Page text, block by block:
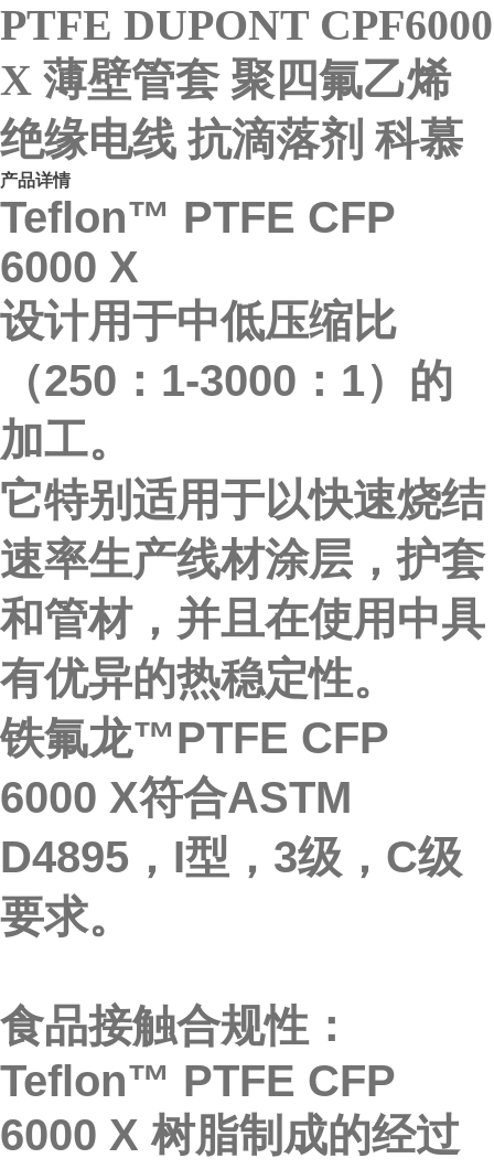
PTFE DUPONT CPF6000
X 薄壁管套 聚四氟乙烯
绝缘电线 抗滴落剂 科慕
产品详情
Teflon™ PTFE CFP
6000 X
设计用于中低压缩比
（250：1-3000：1）的
加工。
它特别适用于以快速烧结
速率生产线材涂层，护套
和管材，并且在使用中具
有优异的热稳定性。
铁氟龙™PTFE CFP
6000 X符合ASTM
D4895，I型，3级，C级
要求。
食品接触合规性：
Teflon™ PTFE CFP
6000 X 树脂制成的经过